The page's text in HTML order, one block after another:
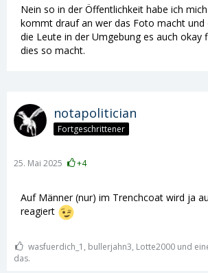
Wie fühlt ihr dabei?
Was würdet ihr tun, wenn ihr so eine
Nein so in der Öffentlichkeit habe ich
kommt drauf an wer das Foto macht und
die Leute in der Umgebung es auch okay
dies so macht.
notapolitician
Fortgeschrittener
25. Mai 2025 +4
Auf Männer (nur) im Trenchcoat wird ja
reagiert
wasfuerdich_1, bullerjahn3, Lotte2000 und
das.